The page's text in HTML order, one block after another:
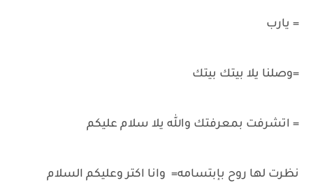
= يارب
=وصلنا يلا بيتك بيتك
= اتشرفت بمعرفتك والله يلا سلام عليكم
نظرت لها روح بإبتسامه= وانا اكتر وعليكم السلام